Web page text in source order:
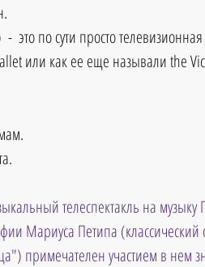
по сути просто
или как ее еще называли the
телеспектакль на
Мариуса Петипа (классический
примечателен участием в нем